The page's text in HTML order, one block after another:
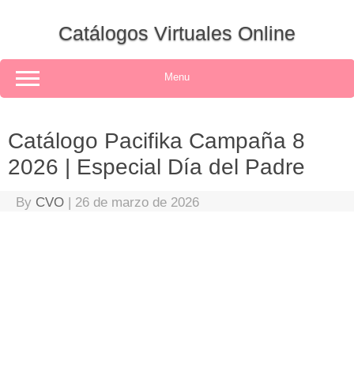
Catálogos Virtuales Online
Menu
Catálogo Pacifika Campaña 8
2026 | Especial Día del Padre
By CVO | 26 de marzo de 2026